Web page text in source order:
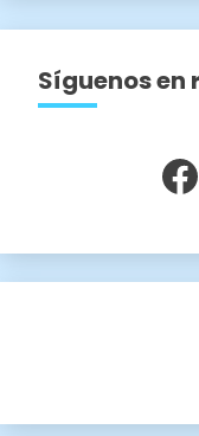
Síguenos en